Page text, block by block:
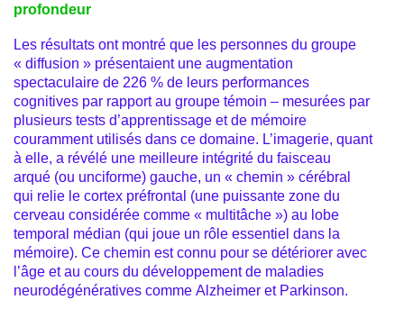
profondeur
Les résultats ont montré que les personnes du groupe
« diffusion » présentaient une augmentation
spectaculaire de 226 % de leurs performances
cognitives par rapport au groupe témoin – mesurées par
plusieurs tests d’apprentissage et de mémoire
couramment utilisés dans ce domaine. L’imagerie, quant
à elle, a révélé une meilleure intégrité du faisceau
arqué (ou unciforme) gauche, un « chemin » cérébral
qui relie le cortex préfrontal (une puissante zone du
cerveau considérée comme « multitâche ») au lobe
temporal médian (qui joue un rôle essentiel dans la
mémoire). Ce chemin est connu pour se détériorer avec
l’âge et au cours du développement de maladies
neurodégénératives comme Alzheimer et Parkinson.